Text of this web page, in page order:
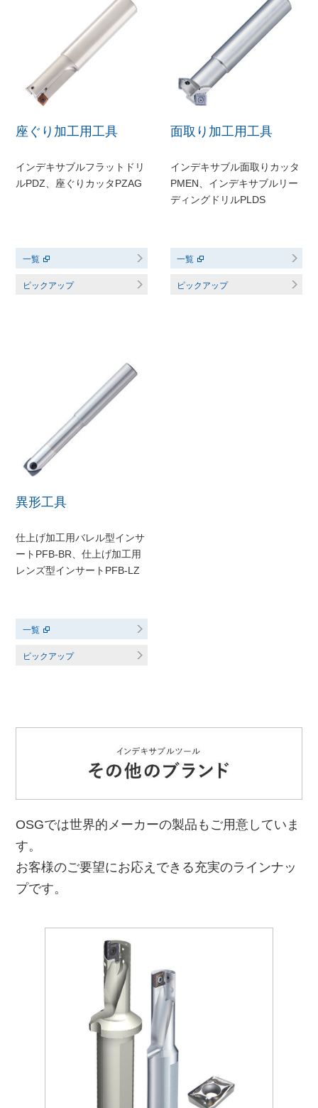
座ぐり加工用工具
インデキサブルフラットドリ
ルPDZ、座ぐりカッタPZAG
一覧
ピックアップ
面取り加工用工具
インデキサブル面取りカッタ
PMEN、インデキサブルリー
ディングドリルPLDS
一覧
ピックアップ
異形工具
仕上げ加工用バレル型インサ
ートPFB-BR、仕上げ加工用
レンズ型インサートPFB-LZ
一覧
ピックアップ
OSGでは世界的メーカーの製品もご用意していま
す。
お客様のご要望にお応えできる充実のラインナッ
プです。